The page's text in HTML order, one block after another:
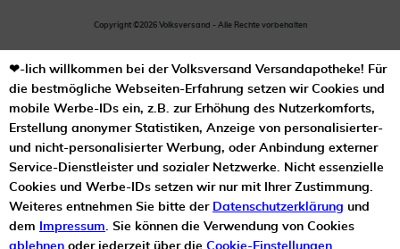
Copyright ©2026 Volksversand - Alle Rechte vorbehalten
❤-lich willkommen bei der Volksversand Versandapotheke! Für
die bestmögliche Webseiten-Erfahrung setzen wir Cookies und
mobile Werbe-IDs ein, z.B. zur Erhöhung des Nutzerkomforts,
Erstellung anonymer Statistiken, Anzeige von personalisierter-
und nicht-personalisierter Werbung, oder Anbindung externer
Service-Dienstleister und sozialer Netzwerke. Nicht essenzielle
Cookies und Werbe-IDs setzen wir nur mit Ihrer Zustimmung.
Weiteres entnehmen Sie bitte der Datenschutzerklärung und
dem
Impressum. Sie können die Verwendung von Cookies
ablehnen oder jederzeit über die Cookie-Einstellungen